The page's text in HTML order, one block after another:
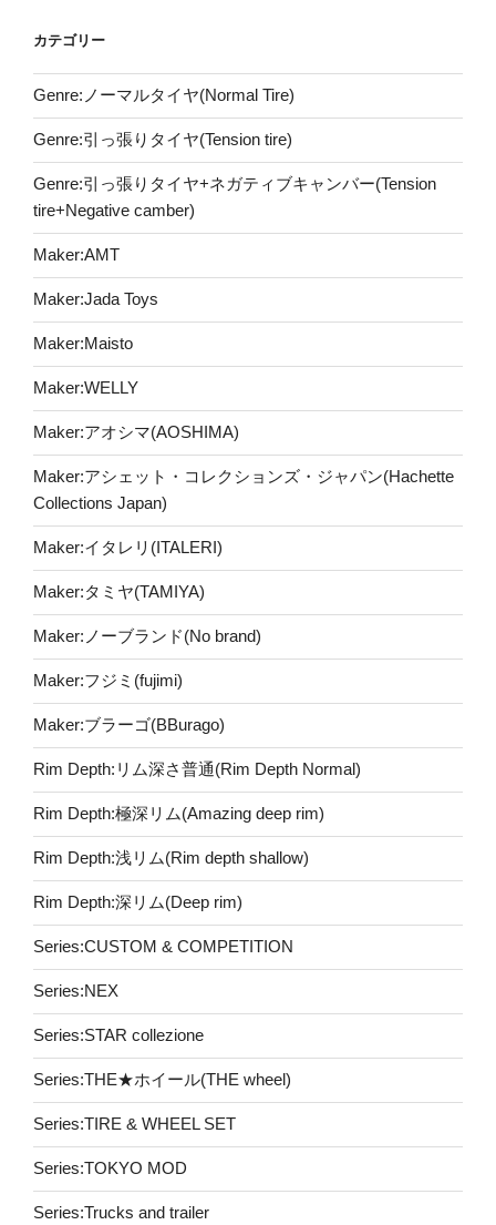
カテゴリー
Genre:ノーマルタイヤ(Normal Tire)
Genre:引っ張りタイヤ(Tension tire)
Genre:引っ張りタイヤ+ネガティブキャンバー(Tension
tire+Negative camber)
Maker:AMT
Maker:Jada Toys
Maker:Maisto
Maker:WELLY
Maker:アオシマ(AOSHIMA)
Maker:アシェット・コレクションズ・ジャパン(Hachette
Collections Japan)
Maker:イタレリ(ITALERI)
Maker:タミヤ(TAMIYA)
Maker:ノーブランド(No brand)
Maker:フジミ(fujimi)
Maker:ブラーゴ(BBurago)
Rim Depth:リム深さ普通(Rim Depth Normal)
Rim Depth:極深リム(Amazing deep rim)
Rim Depth:浅リム(Rim depth shallow)
Rim Depth:深リム(Deep rim)
Series:CUSTOM & COMPETITION
Series:NEX
Series:STAR collezione
Series:THE★ホイール(THE wheel)
Series:TIRE & WHEEL SET
Series:TOKYO MOD
Series:Trucks and trailer